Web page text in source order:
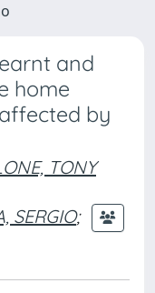
and
home
by
TONY
SERGIO;